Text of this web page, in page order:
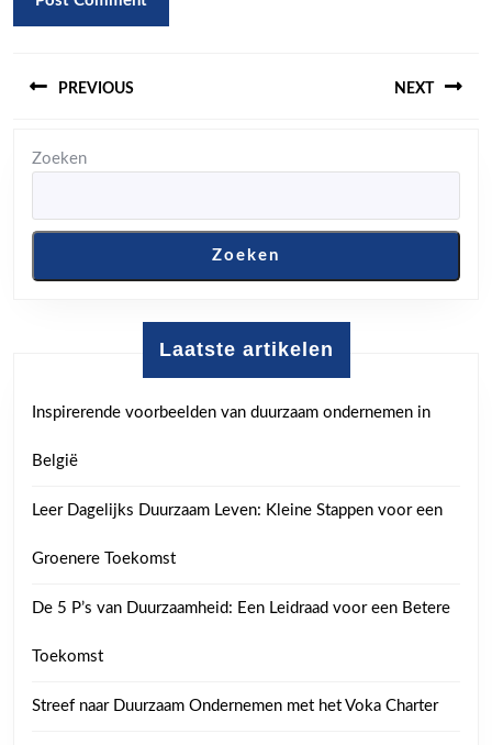
PREVIOUS
post:
NEXT
post:
Zoeken
Zoeken
Laatste artikelen
Inspirerende voorbeelden van duurzaam ondernemen in
België
Leer Dagelijks Duurzaam Leven: Kleine Stappen voor een
Groenere Toekomst
De 5 P’s van Duurzaamheid: Een Leidraad voor een Betere
Toekomst
Streef naar Duurzaam Ondernemen met het Voka Charter